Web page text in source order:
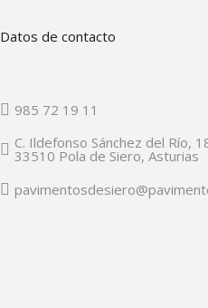
Datos de contacto
985 72 19 11
C. Ildefonso Sánchez del Río,
33510 Pola de Siero, Asturias